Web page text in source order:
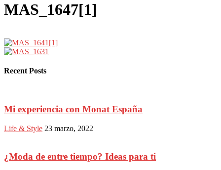
MAS_1647[1]
Recent Posts
Mi experiencia con Monat España
Life & Style 23 marzo, 2022
¿Moda de entre tiempo? Ideas para ti